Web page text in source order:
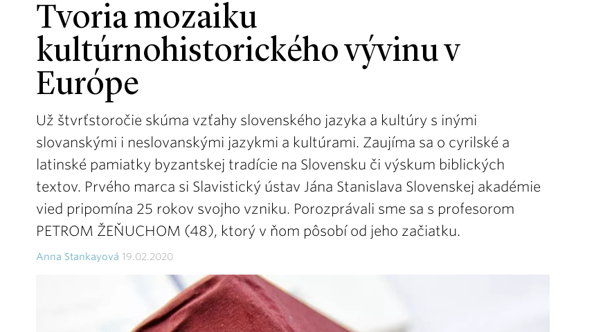
Tvoria mozaiku
kultúrnohistorického vývinu v
Európe
Už štvrťstoročie skúma vzťahy slovenského jazyka a kultúry s inými
slovanskými i neslovanskými jazykmi a kultúrami. Zaujíma sa o cyrilské a
latinské pamiatky byzantskej tradície na Slovensku či výskum biblických
textov. Prvého marca si Slavistický ústav Jána Stanislava Slovenskej akadémie
vied pripomína 25 rokov svojho vzniku. Porozprávali sme sa s profesorom
PETROM ŽEŇUCHOM (48), ktorý v ňom pôsobí od jeho začiatku.
Anna Stankayová 19.02.2020